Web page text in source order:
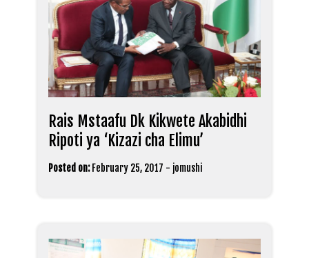
Rais Mstaafu Dk Kikwete Akabidhi
Ripoti ya ‘Kizazi cha Elimu’
Posted on: February 25, 2017 - jomushi